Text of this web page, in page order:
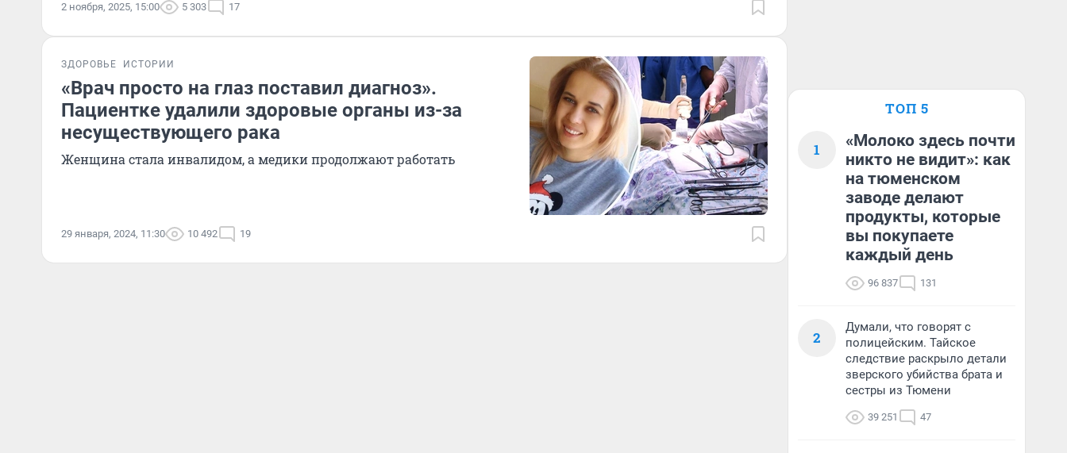
2 ноября, 2025, 15:00 5 303 17
ЗДОРОВЬЕ ИСТОРИИ
«Врач просто на глаз поставил диагноз».
Пациентке удалили здоровые органы из-за
несуществующего рака
Женщина стала инвалидом, а медики продолжают работать
29 января, 2024, 11:30 10 492 19
ТОП 5
1
«Молоко здесь почти
никто не видит»: как
на тюменском
заводе делают
продукты, которые
вы покупаете
каждый день
96 837 131
2
Думали, что говорят с
полицейским. Тайское
следствие раскрыло детали
зверского убийства брата и
сестры из Тюмени
39 251 47